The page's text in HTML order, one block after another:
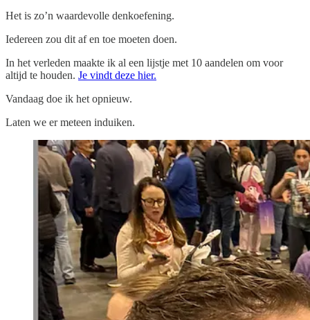
Het is zo’n waardevolle denkoefening.
Iedereen zou dit af en toe moeten doen.
In het verleden maakte ik al een lijstje met 10 aandelen om voor
altijd te houden. Je vindt deze hier.
Vandaag doe ik het opnieuw.
Laten we er meteen induiken.